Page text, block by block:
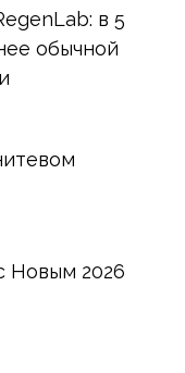
в 5
обычной
Новым 2026